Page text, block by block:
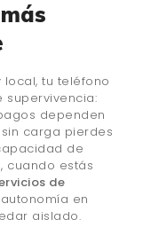
tu teléfono
supervivencia:
dependen
carga pierdes
de
cuando estás
de
en
aislado.